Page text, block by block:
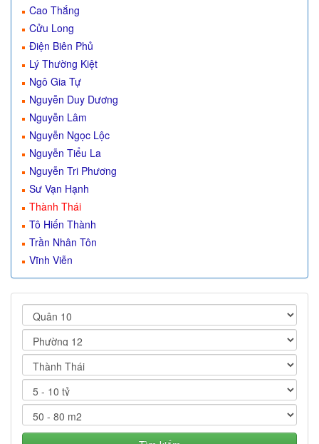
Cao Thắng
Cửu Long
Điện Biên Phủ
Lý Thường Kiệt
Ngô Gia Tự
Nguyễn Duy Dương
Nguyễn Lâm
Nguyễn Ngọc Lộc
Nguyễn Tiểu La
Nguyễn Tri Phương
Sư Vạn Hạnh
Thành Thái
Tô Hiến Thành
Trần Nhân Tôn
Vĩnh Viễn